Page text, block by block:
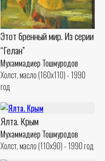
Этот бренный мир. Из серии
“Гелан”
Мухаммадиер Тошмуродов
Холст, масло (160x110) - 1990
год
Ялта. Крым
Мухаммадиер Тошмуродов
Холст, масло (110x90) - 1990 год